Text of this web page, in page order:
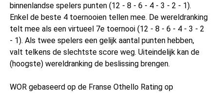
binnenlandse spelers punten (12 - 8 - 6 - 4 - 3 - 2 - 1).
Enkel de beste 4 toernooien tellen mee. De wereldranking
telt mee als een virtueel 7e toernooi (12 - 8 - 6 - 4 - 3 - 2
- 1). Als twee spelers een gelijk aantal punten hebben,
valt telkens de slechtste score weg. Uiteindelijk kan de
(hoogste) wereldranking de beslissing brengen.
WOR gebaseerd op de Franse Othello Rating op